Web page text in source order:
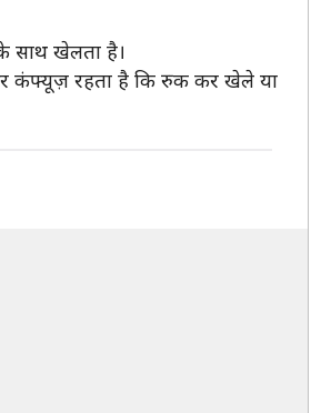
साथ खेलता है।
कंफ्यूज़ रहता है कि रुक कर खेले या